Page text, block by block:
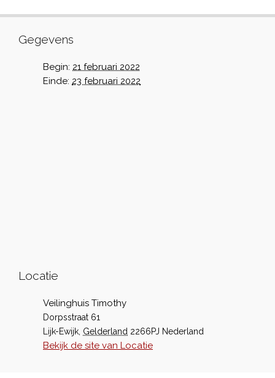
Gegevens
Begin: 21 februari 2022
Einde: 23 februari 2022
Locatie
Veilinghuis Timothy
Dorpsstraat 61
Lijk-Ewijk Gelderland 2266PJ Nederland
Bekijk de site van Locatie